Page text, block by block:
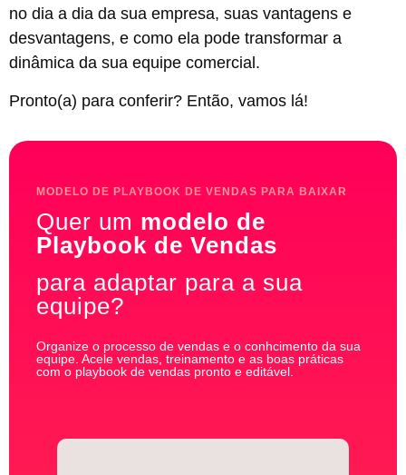
no dia a dia da sua empresa, suas vantagens e
desvantagens, e como ela pode transformar a
dinâmica da sua equipe comercial.
Pronto(a) para conferir? Então, vamos lá!
MODELO DE PLAYBOOK DE VENDAS PARA BAIXAR
Quer um modelo de
Playbook de Vendas
para adaptar para a sua
equipe?
Organize o processo de vendas e o conhcimento da sua
equipe. Acele vendas, treinamento e as boas práticas
com o playbook de vendas pronto e editável.